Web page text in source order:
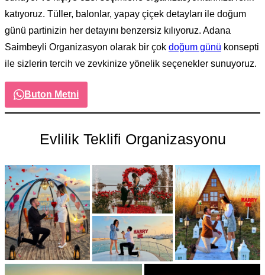
katıyoruz. Tüller, balonlar, yapay çiçek detayları ile doğum
günü partinizin her detayını benzersiz kılıyoruz. Adana
Saimbeyli Organizasyon olarak bir çok doğum günü konsepti
ile sizlerin tercih ve zevkinize yönelik seçenekler sunuyoruz.
Buton Metni
Evlilik Teklifi Organizasyonu